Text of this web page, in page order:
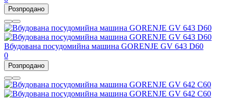
Розпродано
Вбудована посудомийна машина GORENJE GV 643 D60
0
Розпродано